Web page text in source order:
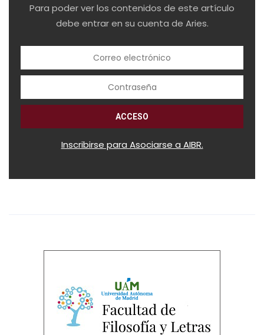
Para poder ver los contenidos de este artículo
debe entrar en su cuenta de Aries.
Inscribirse para Asociarse a AIBR.